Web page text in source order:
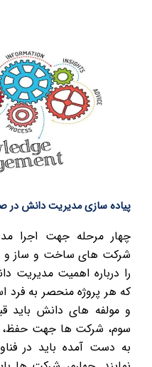
پیاده سازی مدیریت دانش در
چهار مرحله جهت اجرا
شرکت های ساخت و ساز و
را درباره اهمیت مدیریت
که هر پروژه منحصر به
و مولفه های دانش باید
سوم، شرکت ها جهت حفظ،
به دست آمده باید در